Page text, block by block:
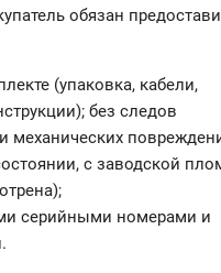
обязан
(упаковка, кабели,
без следов
механических
с заводской
серийными номерами и